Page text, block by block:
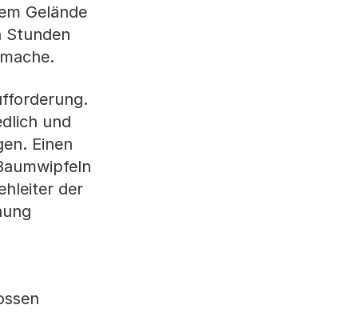
Gelände
Stunden
und
Einen
der